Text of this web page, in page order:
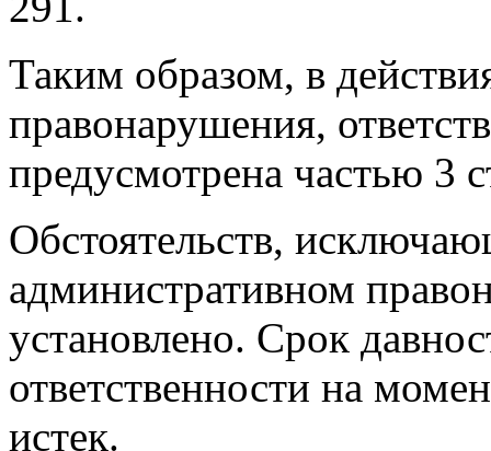
Таким образом, в
правонарушения,
предусмотрена частью 3
Обстоятельств,
административном
установлено. Срок
ответственности на
истек.